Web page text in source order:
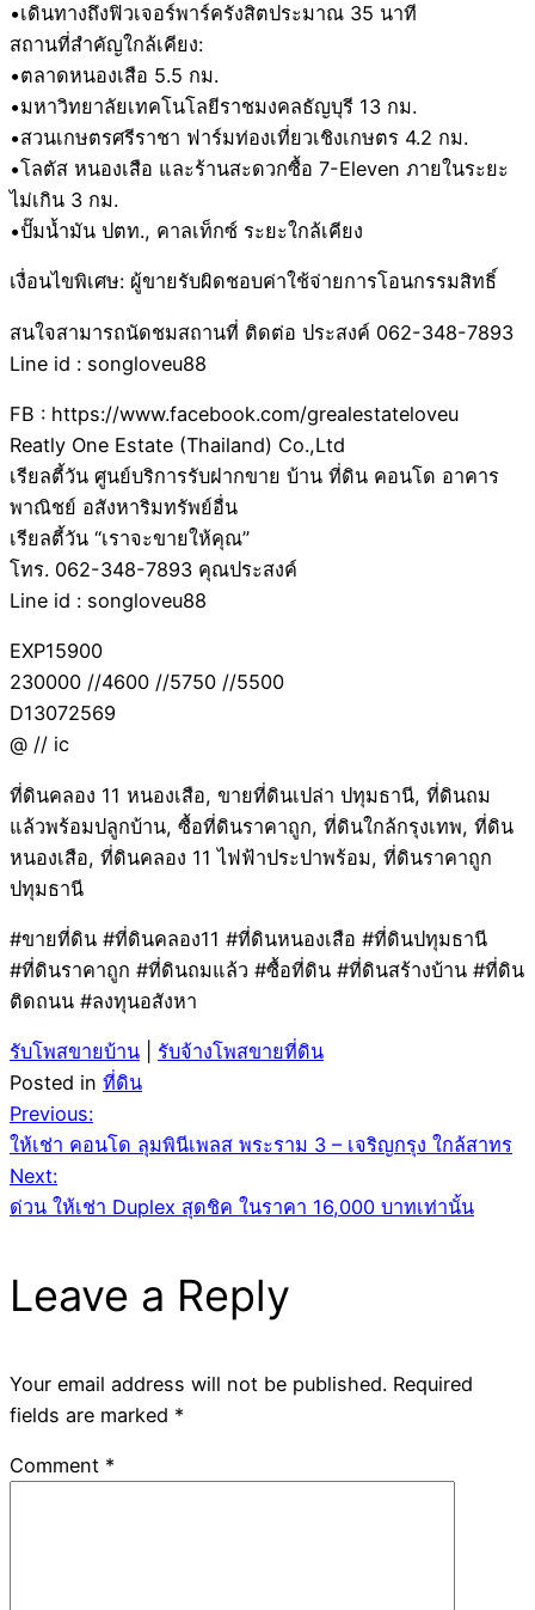
•เดินทางถึงฟิวเจอร์พาร์ครังสิตประมาณ 35 นาที
สถานที่สำคัญใกล้เคียง:
•ตลาดหนองเสือ 5.5 กม.
•มหาวิทยาลัยเทคโนโลยีราชมงคลธัญบุรี 13 กม.
•สวนเกษตรศรีราชา ฟาร์มท่องเที่ยวเชิงเกษตร 4.2 กม.
•โลตัส หนองเสือ และร้านสะดวกซื้อ 7-Eleven ภายในระยะ
ไม่เกิน 3 กม.
•ปั๊มน้ำมัน ปตท., คาลเท็กซ์ ระยะใกล้เคียง
เงื่อนไขพิเศษ: ผู้ขายรับผิดชอบค่าใช้จ่ายการโอนกรรมสิทธิ์
สนใจสามารถนัดชมสถานที่ ติดต่อ ประสงค์ 062-348-7893
Line id : songloveu88
FB : https://www.facebook.com/grealestateloveu
Reatly One Estate (Thailand) Co.,Ltd
เรียลตี้วัน ศูนย์บริการรับฝากขาย บ้าน ที่ดิน คอนโด อาคาร
พาณิชย์ อสังหาริมทรัพย์อื่น
เรียลตี้วัน “เราจะขายให้คุณ”
โทร. 062-348-7893 คุณประสงค์
Line id : songloveu88
EXP15900
230000 //4600 //5750 //5500
D13072569
@ // ic
ที่ดินคลอง 11 หนองเสือ, ขายที่ดินเปล่า ปทุมธานี, ที่ดินถม
แล้วพร้อมปลูกบ้าน, ซื้อที่ดินราคาถูก, ที่ดินใกล้กรุงเทพ, ที่ดิน
หนองเสือ, ที่ดินคลอง 11 ไฟฟ้าประปาพร้อม, ที่ดินราคาถูก
ปทุมธานี
#ขายที่ดิน #ที่ดินคลอง11 #ที่ดินหนองเสือ #ที่ดินปทุมธานี
#ที่ดินราคาถูก #ที่ดินถมแล้ว #ซื้อที่ดิน #ที่ดินสร้างบ้าน #ที่ดิน
ติดถนน #ลงทุนอสังหา
รับโพสขายบ้าน
รับจ้างโพสขายที่ดิน
Posted in ที่ดิน
Post
navigation
Previous:
ให้เช่า คอนโด ลุมพินีเพลส พระราม 3 – เจริญกรุง ใกล้สาทร
Next:
ด่วน ให้เช่า Duplex สุดชิค ในราคา 16,000 บาทเท่านั้น
Leave a Reply
Your email address will not be published. Required
fields are marked *
Comment *